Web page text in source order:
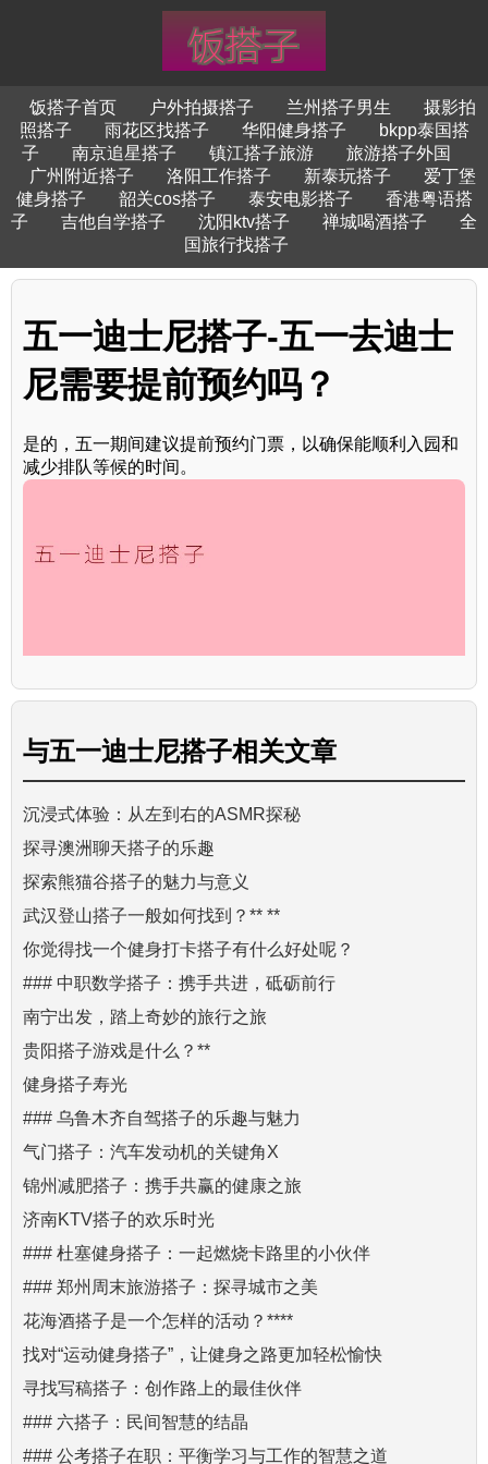
饭搭子首页 户外拍摄搭子 兰州搭子男生
摄影拍
照搭子
雨花区找搭子 华阳健身搭子
bkpp泰国搭
子
南京追星搭子 镇江搭子旅游
旅游搭子外国
广州附近搭子
洛阳工作搭子 新泰玩搭子
爱丁堡
健身搭子
韶关cos搭子 泰安电影搭子
香港粤语搭
子
吉他自学搭子 沈阳ktv搭子 禅城喝酒搭子
全
国旅行找搭子
五一迪士尼搭子-五一去迪士
尼需要提前预约吗？
是的，五一期间建议提前预约门票，以确保能顺利入园和
减少排队等候的时间。
与五一迪士尼搭子相关文章
沉浸式体验：从左到右的ASMR探秘
探寻澳洲聊天搭子的乐趣
探索熊猫谷搭子的魅力与意义
武汉登山搭子一般如何找到？** **
你觉得找一个健身打卡搭子有什么好处呢？
### 中职数学搭子：携手共进，砥砺前行
南宁出发，踏上奇妙的旅行之旅
贵阳搭子游戏是什么？**
健身搭子寿光
### 乌鲁木齐自驾搭子的乐趣与魅力
气门搭子：汽车发动机的关键角X
锦州减肥搭子：携手共赢的健康之旅
济南KTV搭子的欢乐时光
### 杜塞健身搭子：一起燃烧卡路里的小伙伴
### 郑州周末旅游搭子：探寻城市之美
花海酒搭子是一个怎样的活动？****
找对“运动健身搭子”，让健身之路更加轻松愉快
寻找写稿搭子：创作路上的最佳伙伴
### 六搭子：民间智慧的结晶
### 公考搭子在职：平衡学习与工作的智慧之道